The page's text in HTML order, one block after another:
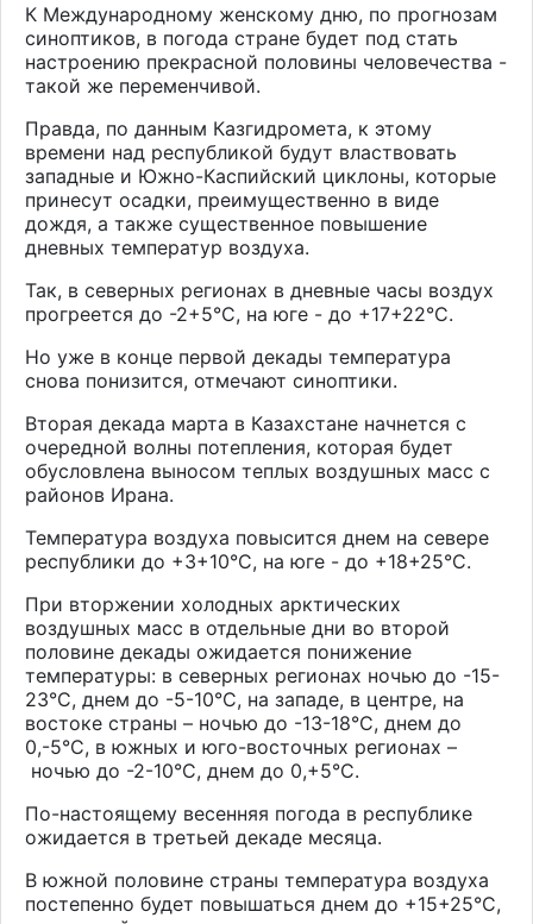
К Международному женскому дню, по прогнозам
синоптиков, в погода стране будет под стать
настроению прекрасной половины человечества -
такой же переменчивой.
Правда, по данным Казгидромета, к этому
времени над республикой будут властвовать
западные и Южно-Каспийский циклоны, которые
принесут осадки, преимущественно в виде
дождя, а также существенное повышение
дневных температур воздуха.
Так, в северных регионах в дневные часы воздух
прогреется до -2+5°С, на юге - до +17+22°С.
Но уже в конце первой декады температура
снова понизится, отмечают синоптики.
Вторая декада марта в Казахстане начнется с
очередной волны потепления, которая будет
обусловлена выносом теплых воздушных масс с
районов Ирана.
Температура воздуха повысится днем на севере
республики до +3+10°С, на юге - до +18+25°С.
При вторжении холодных арктических
воздушных масс в отдельные дни во второй
половине декады ожидается понижение
температуры: в северных регионах ночью до -15-
23°С, днем до -5-10°С, на западе, в центре, на
востоке страны – ночью до -13-18°С, днем до
0,-5°С, в южных и юго-восточных регионах –
ночью до -2-10°С, днем до 0,+5°С.
По-настоящему весенняя погода в республике
ожидается в третьей декаде месяца.
В южной половине страны температура воздуха
постепенно будет повышаться днем до +15+25°С,